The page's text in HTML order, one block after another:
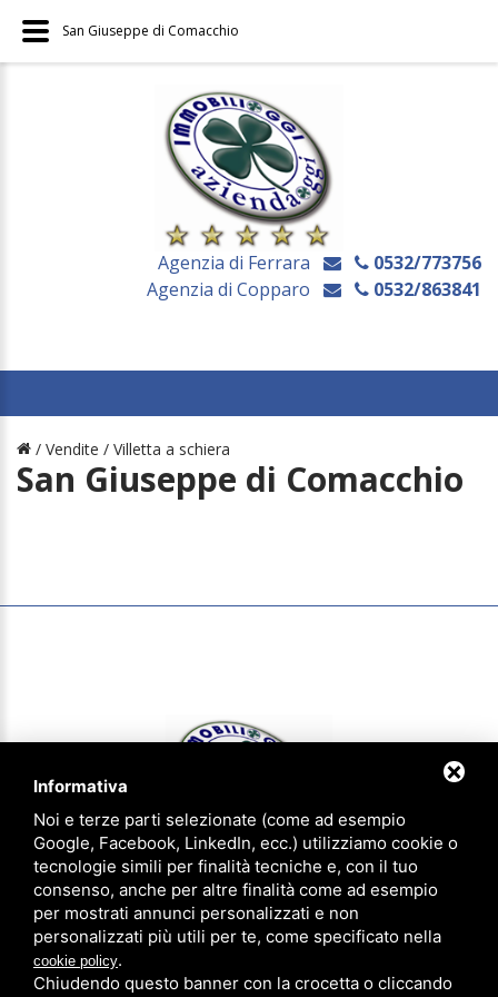
Agenzia di Ferrara
0532/773756
Agenzia di Copparo
0532/863841
/ Vendite / Villetta a schiera
San Giuseppe di Comacchio
IMMOBILIOGGI & aziendaoggi Gruppo Agenzie Riunite - P.IVA
01620540383 - CCIAA FE 183305 - Iscrizione num. 1814 ruolo agenti
immobiliari provincia di Ferrara
Privacy Policy
Informativa
Noi e terze parti selezionate (come ad esempio
Google, Facebook, LinkedIn, ecc.) utilizziamo cookie o
tecnologie simili per finalità tecniche e, con il tuo
consenso, anche per altre finalità come ad esempio
per mostrati annunci personalizzati e non
personalizzati più utili per te, come specificato nella
cookie policy.
Chiudendo questo banner con la crocetta o cliccando
San Giuseppe di Comacchio